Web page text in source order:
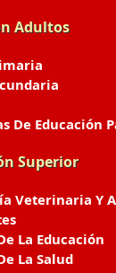
Adultos
De Educación
Superior
Veterinaria Y
La Educación
La Salud